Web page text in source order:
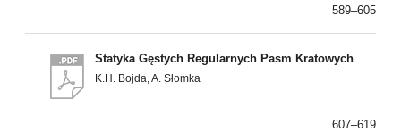
589–605
Statyka Gęstych Regularnych Pasm Kratowych
K.H. Bojda, A. Słomka
607–619